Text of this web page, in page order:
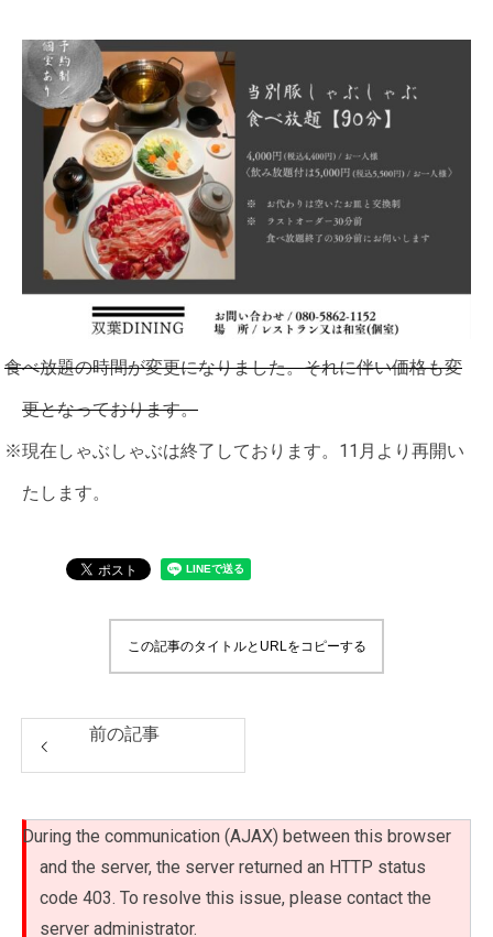
食べ放題の時間が変更になりました。それに伴い価格も変
更となっております。
※現在しゃぶしゃぶは終了しております。11月より再開い
たします。
この記事のタイトルとURLをコピーする
前の記事
During the communication (AJAX) between this browser
and the server, the server returned an HTTP status
code 403. To resolve this issue, please contact the
server administrator.